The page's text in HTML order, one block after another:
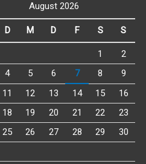
August 2026
D M D F S S
1
2
4 5 6 7 8
9
11 12 13 14 15
16
18 19 20 21 22
23
25 26 27 28 29
30